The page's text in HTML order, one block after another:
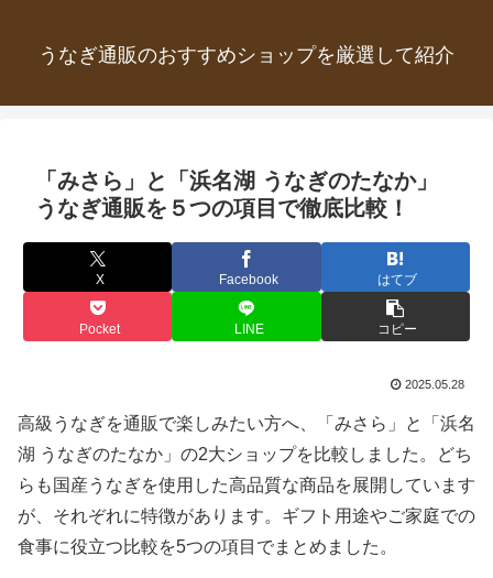
うなぎ通販のおすすめショップを厳選して紹介
「みさら」と「浜名湖 うなぎのたなか」
うなぎ通販を５つの項目で徹底比較！
X Facebook はてブ
Pocket LINE コピー
2025.05.28
高級うなぎを通販で楽しみたい方へ、「みさら」と「浜名
湖 うなぎのたなか」の2大ショップを比較しました。どち
らも国産うなぎを使用した高品質な商品を展開しています
が、それぞれに特徴があります。ギフト用途やご家庭での
食事に役立つ比較を5つの項目でまとめました。